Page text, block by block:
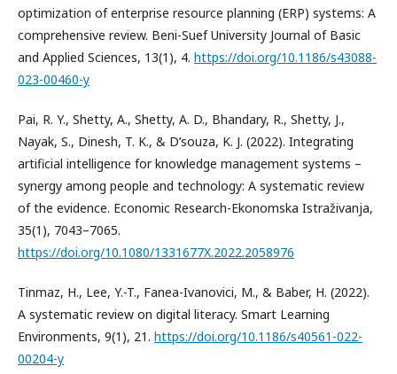
optimization of enterprise resource planning (ERP) systems: A
comprehensive review. Beni-Suef University Journal of Basic
and Applied Sciences, 13(1), 4. https://doi.org/10.1186/s43088-
023-00460-y
Pai, R. Y., Shetty, A., Shetty, A. D., Bhandary, R., Shetty, J.,
Nayak, S., Dinesh, T. K., & D’souza, K. J. (2022). Integrating
artificial intelligence for knowledge management systems –
synergy among people and technology: A systematic review
of the evidence. Economic Research-Ekonomska Istraživanja,
35(1), 7043–7065.
https://doi.org/10.1080/1331677X.2022.2058976
Tinmaz, H., Lee, Y.-T., Fanea-Ivanovici, M., & Baber, H. (2022).
A systematic review on digital literacy. Smart Learning
Environments, 9(1), 21. https://doi.org/10.1186/s40561-022-
00204-y